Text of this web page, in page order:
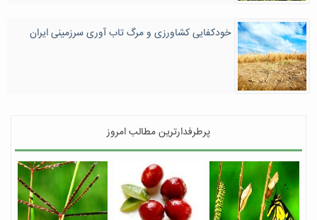
خودکفایی کشاورزی و مرگ تاب آوری سرزمینی ایران
پرطرفدارترین مطالب امروز